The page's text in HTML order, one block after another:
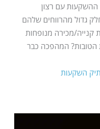
ההשקעות עם רצון
גדול מהרווחים שלהם
קנייה/מכירה מנופחות
הטובות? המהפכה כבר
השקעות